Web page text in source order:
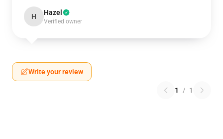
H Hazel
Verified owner
Write your review
1 / 1